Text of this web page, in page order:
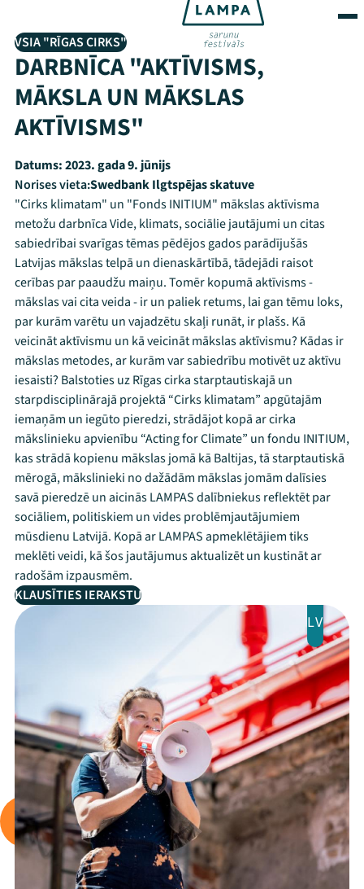
VSIA "RĪGAS CIRKS"
DARBNĪCA "AKTĪVISMS,
MĀKSLA UN MĀKSLAS
AKTĪVISMS"
Datums:2023. gada 9. jūnijs
Norises vieta:Swedbank Ilgtspējas skatuve
"Cirks klimatam" un "Fonds INITIUM" mākslas aktīvisma
metožu darbnīca Vide, klimats, sociālie jautājumi un citas
sabiedrībai svarīgas tēmas pēdējos gados parādījušās
Latvijas mākslas telpā un dienaskārtībā, tādejādi raisot
cerības par paaudžu maiņu. Tomēr kopumā aktīvisms -
mākslas vai cita veida - ir un paliek retums, lai gan tēmu loks,
par kurām varētu un vajadzētu skaļi runāt, ir plašs. Kā
veicināt aktīvismu un kā veicināt mākslas aktīvismu? Kādas ir
mākslas metodes, ar kurām var sabiedrību motivēt uz aktīvu
iesaisti? Balstoties uz Rīgas cirka starptautiskajā un
starpdisciplinārajā projektā “Cirks klimatam” apgūtajām
iemaņām un iegūto pieredzi, strādājot kopā ar cirka
mākslinieku apvienību “Acting for Climate” un fondu INITIUM,
kas strādā kopienu mākslas jomā kā Baltijas, tā starptautiskā
mērogā, mākslinieki no dažādām mākslas jomām dalīsies
savā pieredzē un aicinās LAMPAS dalībniekus reflektēt par
sociāliem, politiskiem un vides problēmjautājumiem
mūsdienu Latvijā. Kopā ar LAMPAS apmeklētājiem tiks
meklēti veidi, kā šos jautājumus aktualizēt un kustināt ar
radošām izpausmēm.
KLAUSĪTIES IERAKSTU
LV